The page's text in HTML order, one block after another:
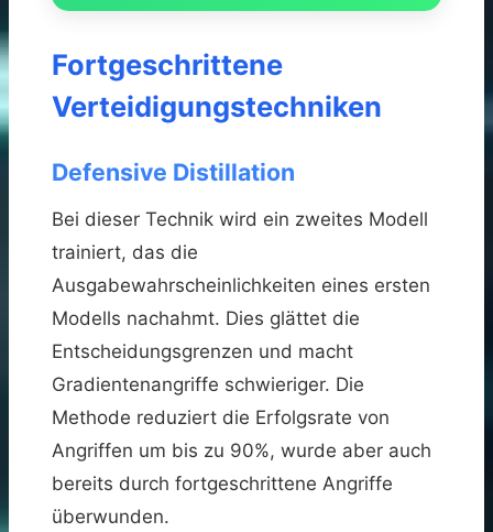
Fortgeschrittene
Verteidigungstechniken
Defensive Distillation
Bei dieser Technik wird ein zweites Modell
trainiert, das die
Ausgabewahrscheinlichkeiten eines ersten
Modells nachahmt. Dies glättet die
Entscheidungsgrenzen und macht
Gradientenangriffe schwieriger. Die
Methode reduziert die Erfolgsrate von
Angriffen um bis zu 90%, wurde aber auch
bereits durch fortgeschrittene Angriffe
überwunden.